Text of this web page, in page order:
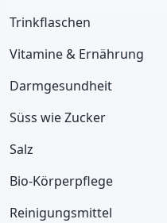
Trinkflaschen
Vitamine & Ernährung
Darmgesundheit
Süss wie Zucker
Salz
Bio-Körperpflege
Reinigungsmittel